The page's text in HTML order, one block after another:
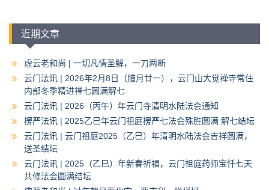
近期文章
虚云老和尚 | 一切凡情圣解，一刀两断
云门法讯 | 2026年2月8日（腊月廿一），云门山大觉禅寺常住
内部冬季精进禅七圆满解七
云门法讯 | 2026（丙午）年云门寺清明水陆法会通知
楞严法讯 | 2025乙巳年云门祖庭楞严七法会殊胜圆满 解七结坛
云门法讯 | 云门祖庭2025（乙巳）年清明水陆法会吉祥圆满，
送圣结坛
云门法讯 | 2025（乙巳）年新春祈福，云门祖庭药师宝忏七天
共修法会圆满结坛